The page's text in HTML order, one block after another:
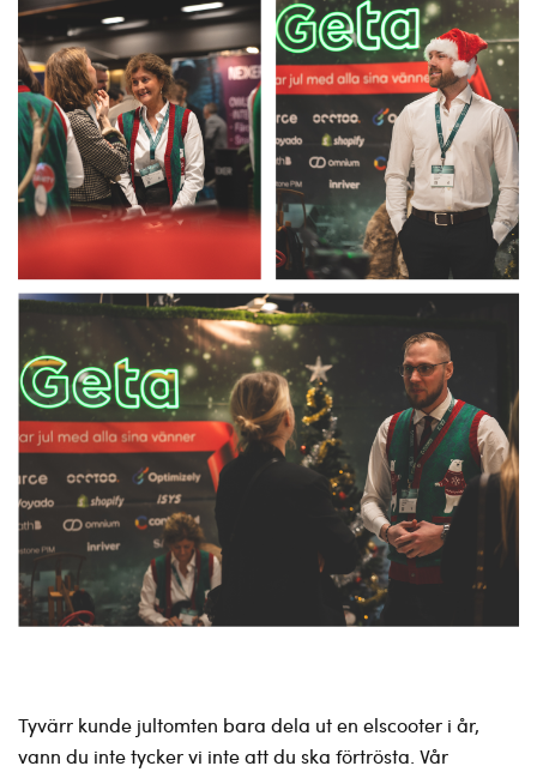
Tyvärr kunde jultomten bara dela ut en elscooter i år,
vann du inte tycker vi inte att du ska förtrösta. Vår